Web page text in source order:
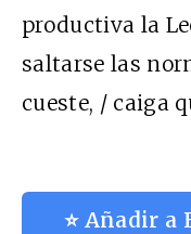
productiva la
saltarse las
cueste, / caiga
⭐ Añadir a